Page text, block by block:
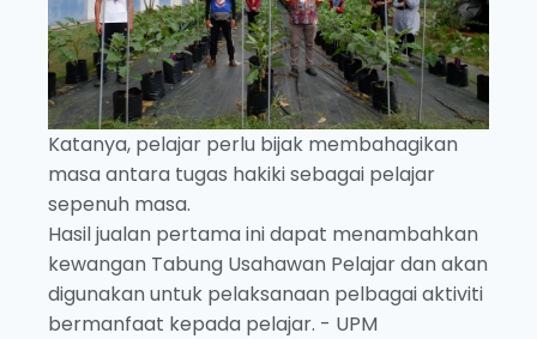
Katanya, pelajar perlu bijak membahagikan
masa antara tugas hakiki sebagai pelajar
sepenuh masa.
Hasil jualan pertama ini dapat menambahkan
kewangan Tabung Usahawan Pelajar dan akan
digunakan untuk pelaksanaan pelbagai aktiviti
bermanfaat kepada pelajar. - UPM